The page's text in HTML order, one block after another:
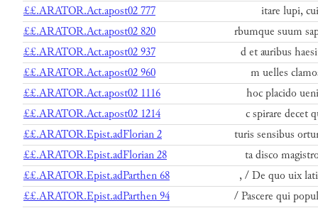
££.ARATOR.Act.apost02 777
itare lupi,
££.ARATOR.Act.apost02 820
rbumque suum
££.ARATOR.Act.apost02 937
d et auribus
££.ARATOR.Act.apost02 960
m uelles
££.ARATOR.Act.apost02 1116
hoc placido
££.ARATOR.Act.apost02 1214
c spirare decet
££.ARATOR.Epist.adFlorian 2
turis sensibus
££.ARATOR.Epist.adFlorian 28
ta disco
££.ARATOR.Epist.adParthen 68
, / De quo uix
££.ARATOR.Epist.adParthen 94
/ Pascere qui